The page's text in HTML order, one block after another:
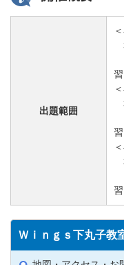
出題範囲
Ｗｉｎｇｓ下丸子教